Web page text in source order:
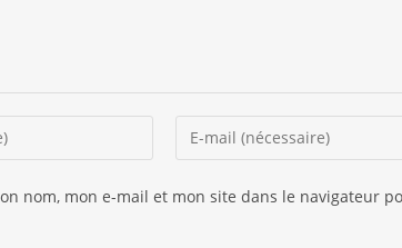
nom, mon e-mail et mon site dans le navigateur